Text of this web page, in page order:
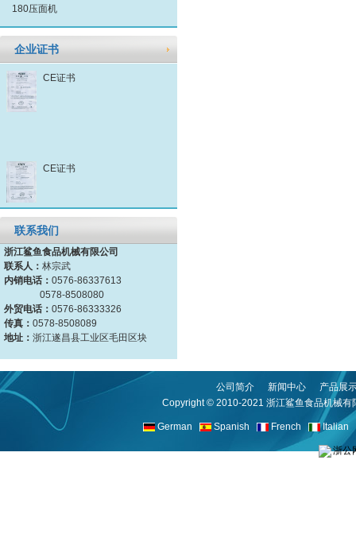
180压面机
企业证书
CE证书
CE证书
联系我们
浙江鲨鱼食品机械有限公司
联系人： 林宗武
内销电话： 0576-86337613
0578-8508080
外贸电话： 0576-86333326
传真： 0578-8508089
地址： 浙江遂昌县工业区毛田区块
公司简介 新闻中心
产品展
Copyright © 2010-2021 浙江鲨鱼食品机械有
German Spanish French Italian
浙公